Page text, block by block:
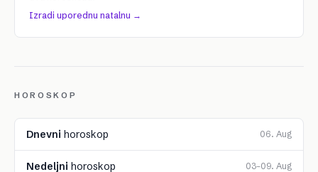
Izradi uporednu natalnu →
HOROSKOP
Dnevni horoskop 06. Aug
Nedeljni horoskop 03–09. Aug